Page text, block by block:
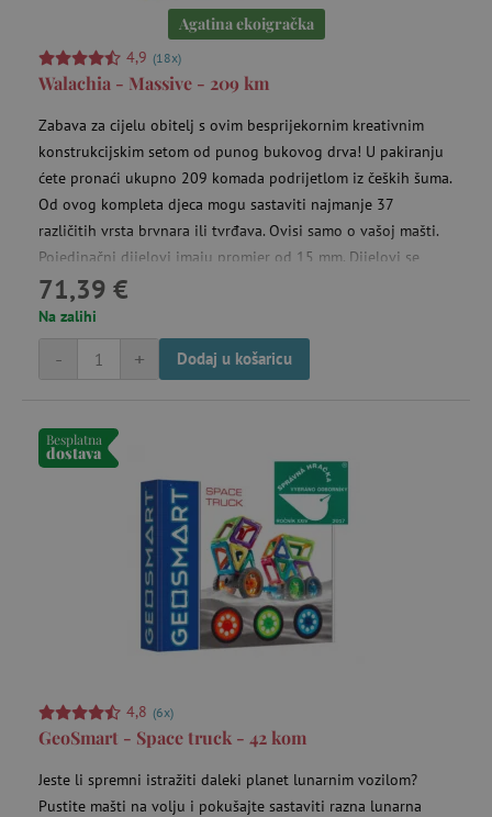
Agatina ekoigračka
4,9 (18x)
Walachia - Massive - 209 km
Zabava za cijelu obitelj s ovim besprijekornim kreativnim
konstrukcijskim setom od punog bukovog drva! U pakiranju
ćete pronaći ukupno 209 komada podrijetlom iz čeških šuma.
Od ovog kompleta djeca mogu sastaviti najmanje 37
različitih vrsta brvnara ili tvrđava. Ovisi samo o vašoj mašti.
Pojedinačni dijelovi imaju promjer od 15 mm. Dijelovi se
dobro uklapaju, a strukture su čvrste i stabilne. Uz pomoć
izreza na kraju dijelova mogu se dovršiti razne konstrukcije.
Zatim se mogu jednostavno rastaviti i moguće je ponovno
izgraditi novu zgradu.
71,39 €
Na zalihi
+
- Dodaj u košaricu
Besplatna
dostava
4,8 (6x)
GeoSmart - Space truck - 42 kom
Jeste li spremni istražiti daleki planet lunarnim vozilom?
Pustite mašti na volju i pokušajte sastaviti razna lunarna
_gcl_au
Google LLC
.agatinsvijet.hr
FPLC
cto_bundle